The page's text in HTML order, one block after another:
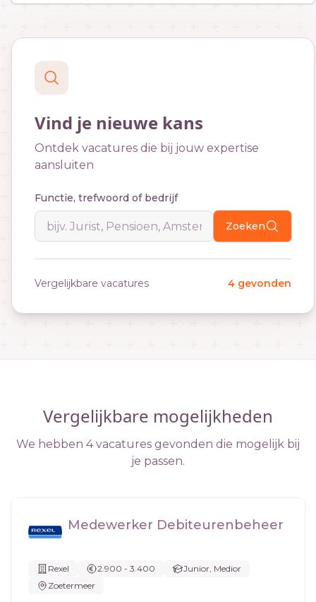
Vind je nieuwe kans
Ontdek vacatures die bij jouw expertise
aansluiten
Functie, trefwoord of bedrijf
Zoeken
Vergelijkbare vacatures 4 gevonden
Vergelijkbare mogelijkheden
We hebben 4 vacatures gevonden die mogelijk bij
je passen.
Medewerker Debiteurenbeheer
Rexel 2.900 - 3.400
Junior, Medior
Zoetermeer